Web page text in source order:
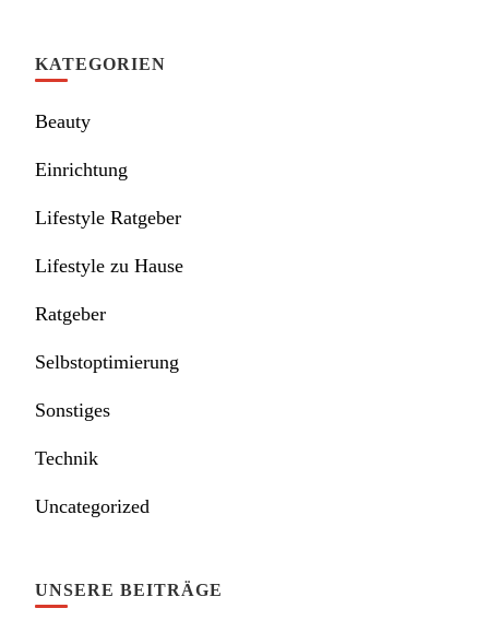
KATEGORIEN
Beauty
Einrichtung
Lifestyle Ratgeber
Lifestyle zu Hause
Ratgeber
Selbstoptimierung
Sonstiges
Technik
Uncategorized
UNSERE BEITRÄGE